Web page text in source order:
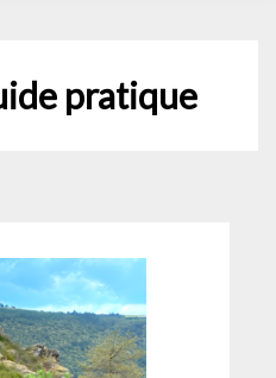
pratique